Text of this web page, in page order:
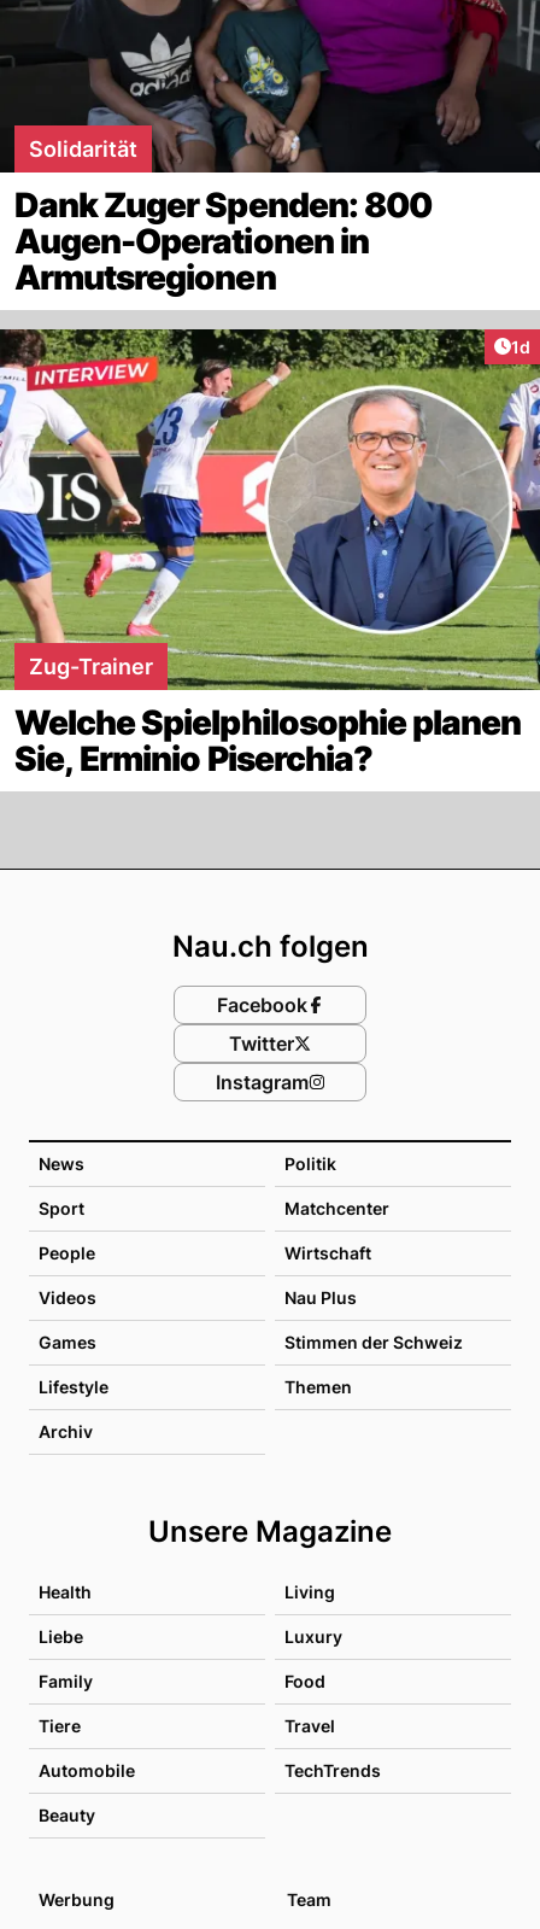
Solidarität
Dank Zuger Spenden: 800
Augen-Operationen in
Armutsregionen
1d
Zug-Trainer
Welche Spielphilosophie planen
Sie, Erminio Piserchia?
News Politik
Sport Matchcenter
People Wirtschaft
Videos Nau Plus
Games Stimmen der Schweiz
Lifestyle Themen
Archiv
Unsere Magazine
Health Living
Liebe Luxury
Family Food
Tiere Travel
Automobile TechTrends
Beauty
Nau.ch folgen
Facebook
Twitter
Instagram
Werbung
Team